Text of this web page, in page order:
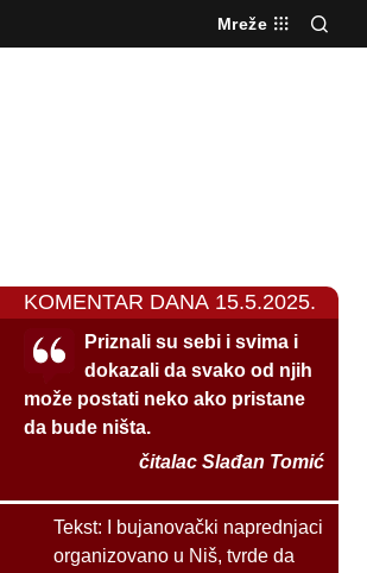
Mreže
KOMENTAR DANA 15.5.2025.
Priznali su sebi i svima i
dokazali da svako od njih
može postati neko ako pristane
da bude ništa.
čitalac Slađan Tomić
Tekst:
I bujanovački naprednjaci
organizovano u Niš, tvrde da